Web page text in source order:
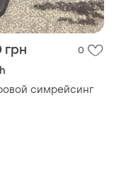
грн 0
симрейсинг